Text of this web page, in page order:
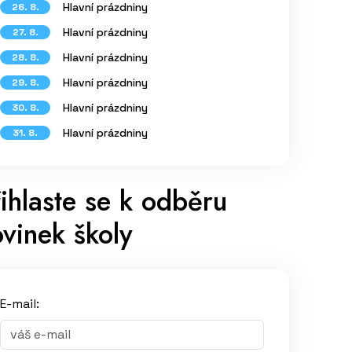
26. 8. Hlavní prázdniny
27. 8. Hlavní prázdniny
28. 8. Hlavní prázdniny
29. 8. Hlavní prázdniny
30. 8. Hlavní prázdniny
31. 8. Hlavní prázdniny
se k odběru
školy
E-mail: